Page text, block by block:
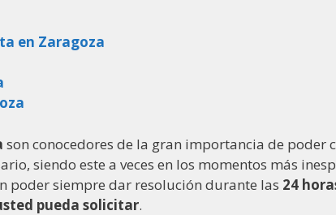
en Zaragoza
son conocedores de la gran importancia de poder
siendo este a veces en los momentos más
poder siempre dar resolución durante las 24
pueda solicitar.